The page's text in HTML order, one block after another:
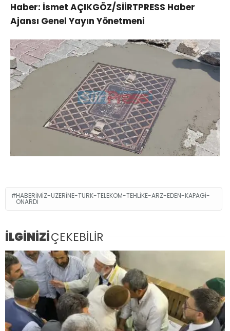
Haber: İsmet AÇIKGÖZ/SİİRTPRESS Haber
Ajansı Genel Yayın Yönetmeni
HABERIMIZ-UZERINE-TURK-TELEKOM-TEHLIKE-ARZ-EDEN-KAPAGI-
ONARDI
İLGİNİZİÇEKEBİLİR